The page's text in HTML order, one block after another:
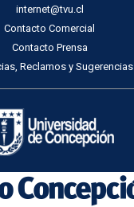
internet@tvu.cl
Contacto Comercial
Contacto Prensa
Reclamos y Sugerencias